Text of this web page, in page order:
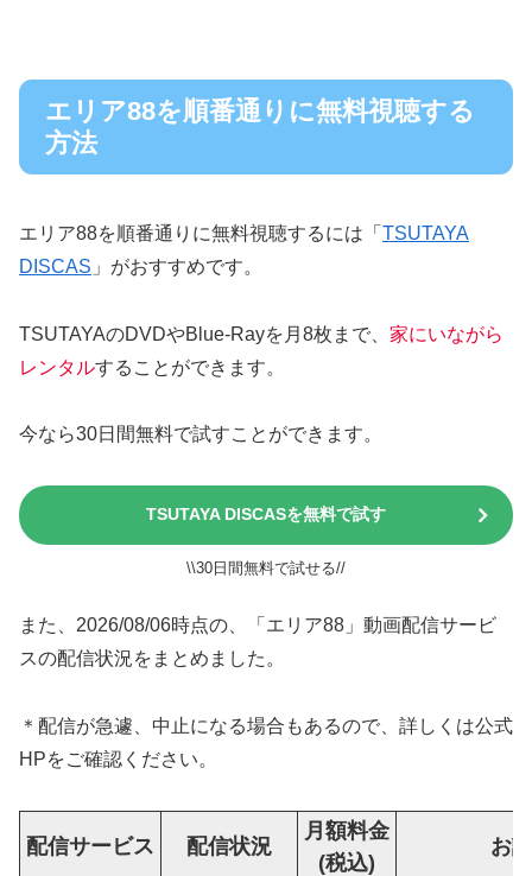
エリア88を順番通りに無料視聴する
方法
エリア88を順番通りに無料視聴するには「 TSUTAYA
DISCAS 」がおすすめです。
TSUTAYAのDVDやBlue-Rayを月8枚まで、 家にいながら
レンタルすることができます。
今なら30日間無料で試すことができます。
TSUTAYA DISCASを無料で試す
\\30日間無料で試せる//
また、2026/08/06時点の、「エリア88」動画配信サービ
スの配信状況をまとめました。
＊配信が急遽、中止になる場合もあるので、詳しくは公式
HPをご確認ください。
配信サービス 配信状況
月額料金
(税込)
お